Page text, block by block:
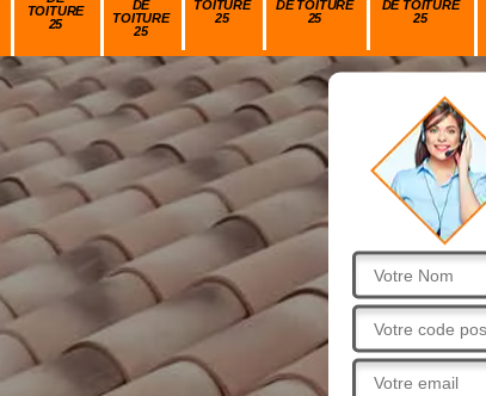
TOITURE
25
DE
TOITURE
25
TOITURE
25
DE TOITURE
25
DE TOITURE
25